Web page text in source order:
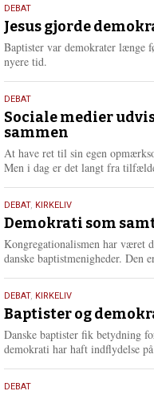
18.
maj
2026
DEBAT
Jesus gjorde
Baptister var demokrater længe
nyere tid.
18.
maj
2026
DEBAT
Sociale medier
sammen
At have ret til sin egen
Men i dag er det langt fra
18.
maj
2026
DEBAT, KIRKELIV
Demokrati som
Kongregationalismen har været
danske baptistmenigheder. Den
18.
maj
2026
DEBAT, KIRKELIV
Baptister og
Danske baptister fik betydning
demokrati har haft indflydelse
18.
DEBAT